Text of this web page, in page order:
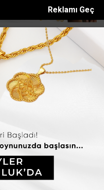
Reklamı Geç
h... Manavgatta sokak